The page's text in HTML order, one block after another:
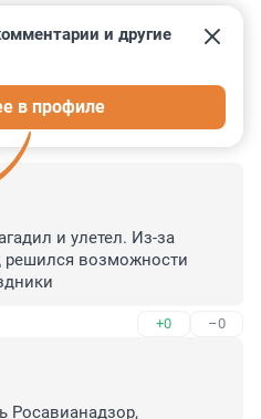
и другие
в профиле
и улетел. Из-за
решился возможности
+0 –0
Росавианадзор,